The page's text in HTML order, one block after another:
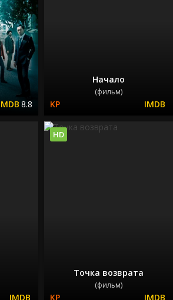
8.8
Начало
(фильм)
Точка возврата
(фильм)
HD